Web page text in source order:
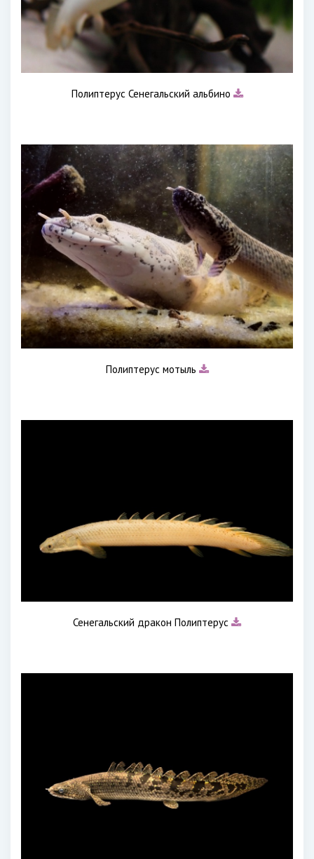
Полиптерус Сенегальский альбино
Полиптерус мотыль
Сенегальский дракон Полиптерус